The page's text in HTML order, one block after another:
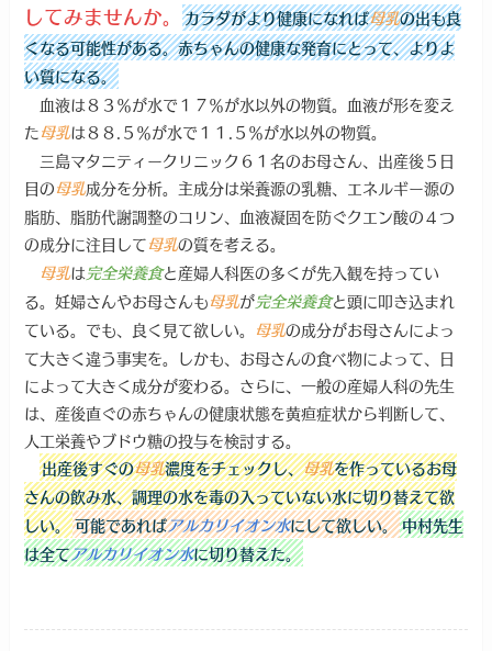
してみませんか。カラダがより健康になれば母乳の出も良
くなる可能性がある。赤ちゃんの健康な発育にとって、よりよ
い質になる。
血液は８３％が水で１７％が水以外の物質。血液が形を変え
た母乳は８８.５％が水で１１.５％が水以外の物質。
三島マタニティークリニック６１名のお母さん、出産後５日
目の母乳成分を分析。主成分は栄養源の乳糖、エネルギー源の
脂肪、脂肪代謝調整のコリン、血液凝固を防ぐクエン酸の４つ
の成分に注目して母乳の質を考える。
母乳は完全栄養食と産婦人科医の多くが先入観を持ってい
る。妊婦さんやお母さんも母乳が完全栄養食と頭に叩き込まれ
ている。でも、良く見て欲しい。 母乳の成分がお母さんによっ
て大きく違う事実を。しかも、お母さんの食べ物によって、日
によって大きく成分が変わる。さらに、一般の産婦人科の先生
は、産後直ぐの赤ちゃんの健康状態を黄疸症状から判断して、
人工栄養やブドウ糖の投与を検討する。
出産後すぐの母乳濃度をチェックし、母乳を作っているお母
さんの飲み水、調理の水を毒の入っていない水に切り替えて欲
しい。 可能であればアルカリイオン水にして欲しい。 中村先生
は全てアルカリイオン水に切り替えた。